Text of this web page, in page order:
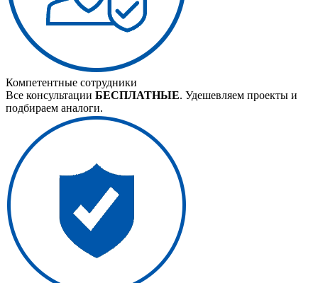
Компетентные сотрудники
Все консультации БЕСПЛАТНЫЕ. Удешевляем проекты и
подбираем аналоги.